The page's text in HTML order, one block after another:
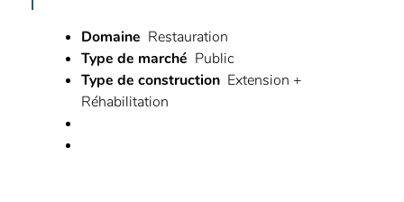
Demande de contact
Domaine Restauration
Type de marché Public
Type de construction Extension +
Réhabilitation